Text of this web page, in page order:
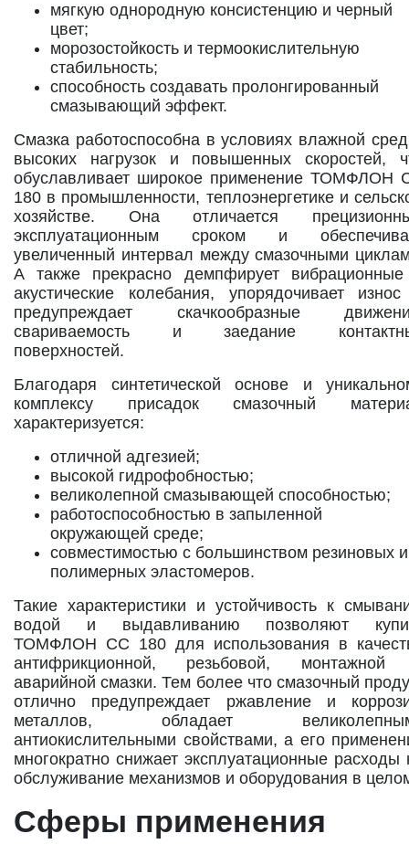
мягкую однородную консистенцию и черный
цвет;
морозостойкость и термоокислительную
стабильность;
способность создавать пролонгированный
смазывающий эффект.
Смазка работоспособна в условиях влажной
высоких нагрузок и повышенных скоростей,
обуславливает широкое применение ТОМФЛОН
180 в промышленности, теплоэнергетике и
хозяйстве. Она отличается
эксплуатационным сроком и
увеличенный интервал между смазочными
А также прекрасно демпфирует
акустические колебания, упорядочивает
предупреждает скачкообразные
свариваемость и заедание
поверхностей.
Благодаря синтетической основе и
комплексу присадок смазочный
характеризуется:
отличной адгезией;
высокой гидрофобностью;
великолепной смазывающей способностью;
работоспособностью в запыленной
окружающей среде;
совместимостью с большинством резиновых и
полимерных эластомеров.
Такие характеристики и устойчивость к
водой и выдавливанию позволяют
ТОМФЛОН СС 180 для использования в
антифрикционной, резьбовой,
аварийной смазки. Тем более что смазочный
отлично предупреждает ржавление и
металлов, обладает
антиокислительными свойствами, а его
многократно снижает эксплуатационные расходы
обслуживание механизмов и оборудования в
Сферы применения